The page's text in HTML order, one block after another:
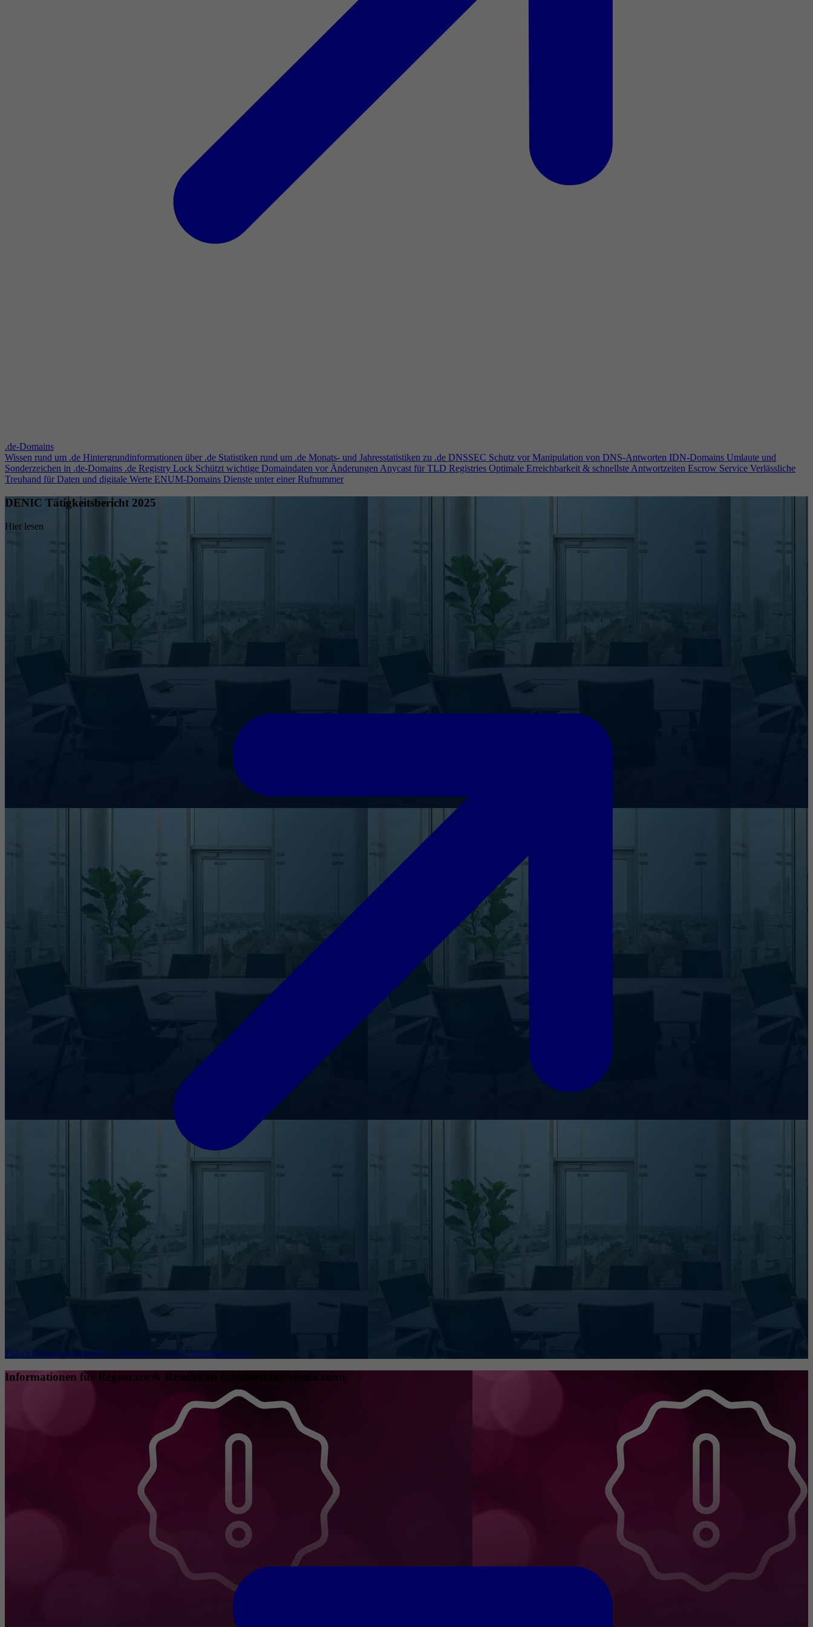
.de-Domains
Wissen rund um .de Hintergrundinformationen über .de Statistiken rund um .de Monats- und Jahresstatistiken zu .de DNSSEC Schutz vor Manipulation von DNS-Antworten IDN-Domains Umlaute und
Sonderzeichen in .de-Domains .de Registry Lock Schützt wichtige Domaindaten vor ÄnderungenAnycast für TLD Registries Optimale Erreichbarkeit & schnellste Antwortzeiten Escrow Service Verlässliche
Treuhand für Daten und digitale Werte ENUM-Domains Dienste unter einer Rufnummer
DENIC Tätigkeitsbericht 2025
Hier lesen
Entwicklungen im Internet Governance Umfeld November 2025
Informationen für Registrare & Reseller zu Inhaberdatenverifikation